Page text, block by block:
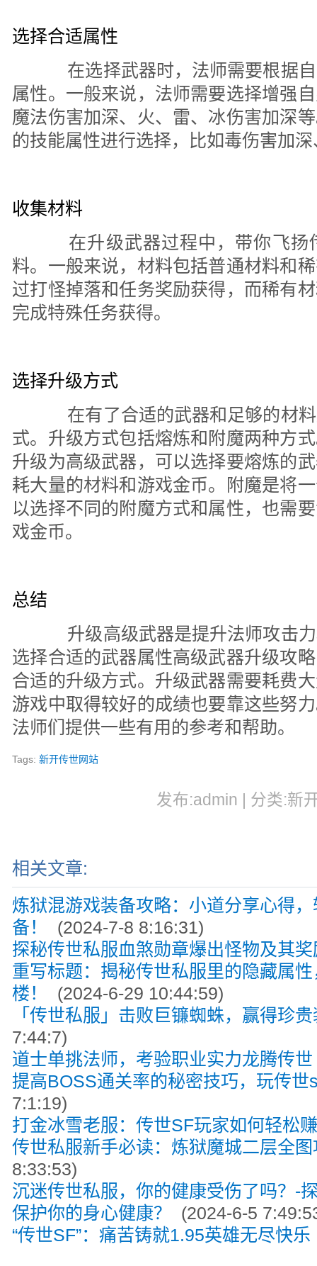
选择合适属性
在选择武器时，法师需要根据自
属性。一般来说，法师需要选择增强
魔法伤害加深、火、雷、冰伤害加深
的技能属性进行选择，比如毒伤害加
收集材料
在升级武器过程中，带你飞扬
料。一般来说，材料包括普通材料和
过打怪掉落和任务奖励获得，而稀有
完成特殊任务获得。
选择升级方式
在有了合适的武器和足够的材料
式。升级方式包括熔炼和附魔两种方
升级为高级武器，可以选择要熔炼的
耗大量的材料和游戏金币。附魔是将
以选择不同的附魔方式和属性，也需
戏金币。
总结
升级高级武器是提升法师攻击力
选择合适的武器属性高级武器升级攻
合适的升级方式。升级武器需要耗费
游戏中取得较好的成绩也要靠这些努
法师们提供一些有用的参考和帮助。
Tags:新开传世网站
发布:admin | 分类:新
相关文章:
炼狱混游戏装备攻略：小道分享心得
备！
(2024-7-8 8:16:31)
探秘传世私服血煞勋章爆出怪物及其奖
重写标题：揭秘传世私服里的隐藏属
楼！
(2024-6-29 10:44:59)
「传世私服」击败巨镰蜘蛛，赢得珍
7:44:7)
道士单挑法师，考验职业实力龙腾传世
提高BOSS通关率的秘密技巧，玩传世
7:1:19)
打金冰雪老服：传世SF玩家如何轻松
传世私服新手必读：炼狱魔城二层全
8:33:53)
沉迷传世私服，你的健康受伤了吗？-
保护你的身心健康？
(2024-6-5
“传世SF”：痛苦铸就1.95英雄无尽快乐